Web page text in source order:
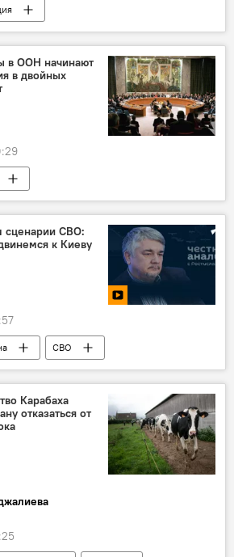
Госпиталь
военные врачи
в ООН начинают
в двойных
ООН
сценарии СВО:
к Киеву
СВО
Молдова
Карабаха
отказаться от